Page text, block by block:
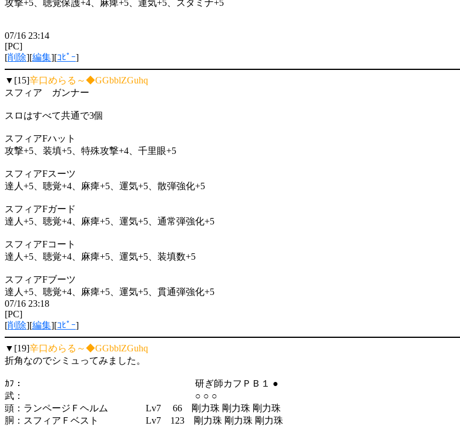
攻撃+5、聴覚保護+4、麻痺+5、運気+5、スタミナ+5
07/16 23:14
[PC]
[削除][編集][ｺﾋﾟｰ]
▼[15]辛口めらる～◆GGbblZGuhq
スフィア ガンナー
スロはすべて共通で3個
スフィアFハット
攻撃+5、装填+5、特殊攻撃+4、千里眼+5
スフィアFスーツ
達人+5、聴覚+4、麻痺+5、運気+5、散弾強化+5
スフィアFガード
達人+5、聴覚+4、麻痺+5、運気+5、通常弾強化+5
スフィアFコート
達人+5、聴覚+4、麻痺+5、運気+5、装填数+5
スフィアFブーツ
達人+5、聴覚+4、麻痺+5、運気+5、貫通弾強化+5
07/16 23:18
[PC]
[削除][編集][ｺﾋﾟｰ]
▼[19]辛口めらる～◆GGbblZGuhq
折角なのでシミュってみました。
ｶﾌ： 研ぎ師カフＰＢ１ ●
武： ○ ○ ○
頭：ランページＦヘルム Lv7 66 剛力珠 剛力珠 剛力珠
胴：スフィアＦベスト Lv7 123 剛力珠 剛力珠 剛力珠